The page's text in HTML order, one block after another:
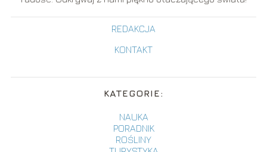
REDAKCJA
KONTAKT
KATEGORIE:
NAUKA
PORADNIK
ROŚLINY